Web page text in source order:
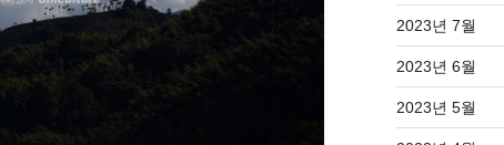
2023년 7월
2023년 6월
2023년 5월